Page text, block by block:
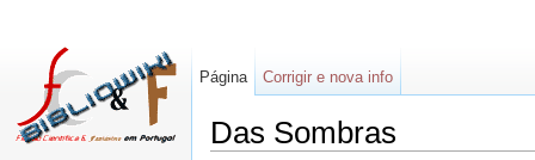
Das Sombras
Página Corrigir e nova info